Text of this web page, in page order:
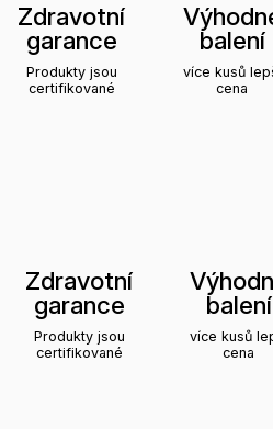
Zdravotní
garance
Produkty jsou
certifikované
balení
více kusů
cena
Zdravotní
garance
Produkty jsou
certifikované
balení
více kusů
cena